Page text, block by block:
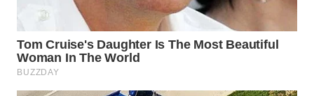
WN
SURABAYA
WN
NATUNA